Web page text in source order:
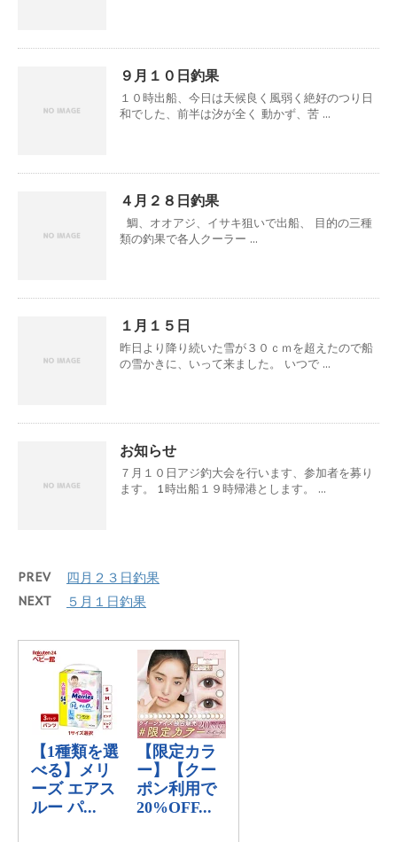
９月１０日釣果
１０時出船、今日は天候良く風弱く絶好のつり日
和でした、前半は汐が全く 動かず、苦 ...
４月２８日釣果
鯛、オオアジ、イサキ狙いで出船、 目的の三種
類の釣果で各人クーラー ...
１月１５日
昨日より降り続いた雪が３０ｃｍを超えたので船
の雪かきに、いって来ました。 いつで ...
お知らせ
７月１０日アジ釣大会を行います、参加者を募り
ます。 1時出船１９時帰港とします。 ...
PREV 四月２３日釣果
NEXT ５月１日釣果